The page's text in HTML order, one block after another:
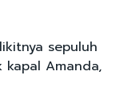
sepuluh
kapal Amanda,